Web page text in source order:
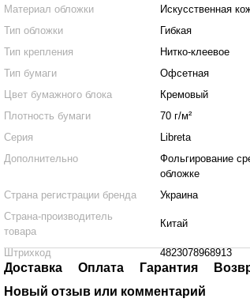
Материал обложки
Искусственная
Тип обложки
Гибкая
Тип крепления
Нитко-клеевое
Тип бумаги
Офсетная
Цвет бумажного блока
Кремовый
Плотность бумаги
70 г/м²
Серия
Libreta
Дополнительно
Фольгирование
обложке
Страна регистрации бренда
Украина
Страна-производитель
товара
Китай
Штрихкод 4823078968913
Доставка Оплата Гарантия
Новый отзыв или комментарий